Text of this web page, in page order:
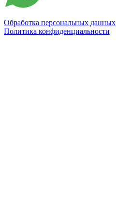
Обработка персональных данных
Политика конфиденциальности